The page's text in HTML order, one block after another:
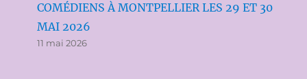
COMÉDIENS À MONTPELLIER LES 29 ET 30
MAI 2026
11 mai 2026